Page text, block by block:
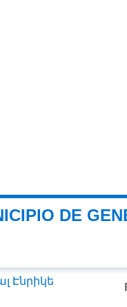
DE
Էնրիկե